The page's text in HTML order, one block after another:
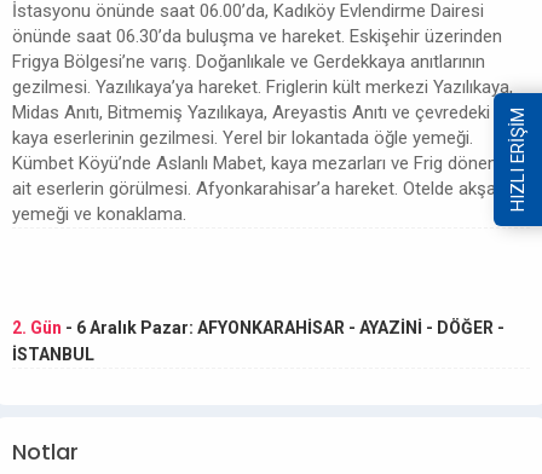
İstasyonu önünde saat 06.00’da, Kadıköy Evlendirme Dairesi
önünde saat 06.30’da buluşma ve hareket. Eskişehir üzerinden
Frigya Bölgesi’ne varış. Doğanlıkale ve Gerdekkaya anıtlarının
gezilmesi. Yazılıkaya’ya hareket. Friglerin kült merkezi Yazılıkaya,
Midas Anıtı, Bitmemiş Yazılıkaya, Areyastis Anıtı ve çevredeki Frig
kaya eserlerinin gezilmesi. Yerel bir lokantada öğle yemeği.
Kümbet Köyü’nde Aslanlı Mabet, kaya mezarları ve Frig dönemine
ait eserlerin görülmesi. Afyonkarahisar’a hareket. Otelde akşam
yemeği ve konaklama.
2. Gün - 6 Aralık Pazar: AFYONKARAHİSAR - AYAZİNİ - DÖĞER -
İSTANBUL
Notlar
HIZLI ERİŞİM